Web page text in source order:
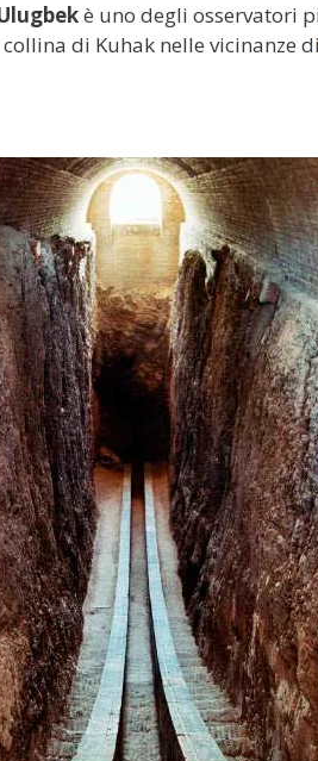
è uno degli osservatori
di Kuhak nelle vicinanze di